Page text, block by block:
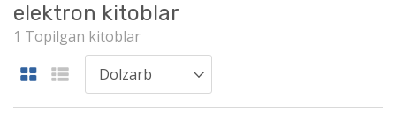
elektron kitoblar
1 Topilgan kitoblar